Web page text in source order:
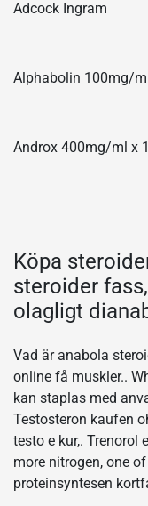
Adcock Ingram
Alphabolin 100mg/
Androx 400mg/ml x
Köpa
steroider
olagligt
Vad är anabola
online få muskler..
kan staplas med
Testosteron kaufen
testo e kur,. Trenorol
more nitrogen, one
proteinsyntesen